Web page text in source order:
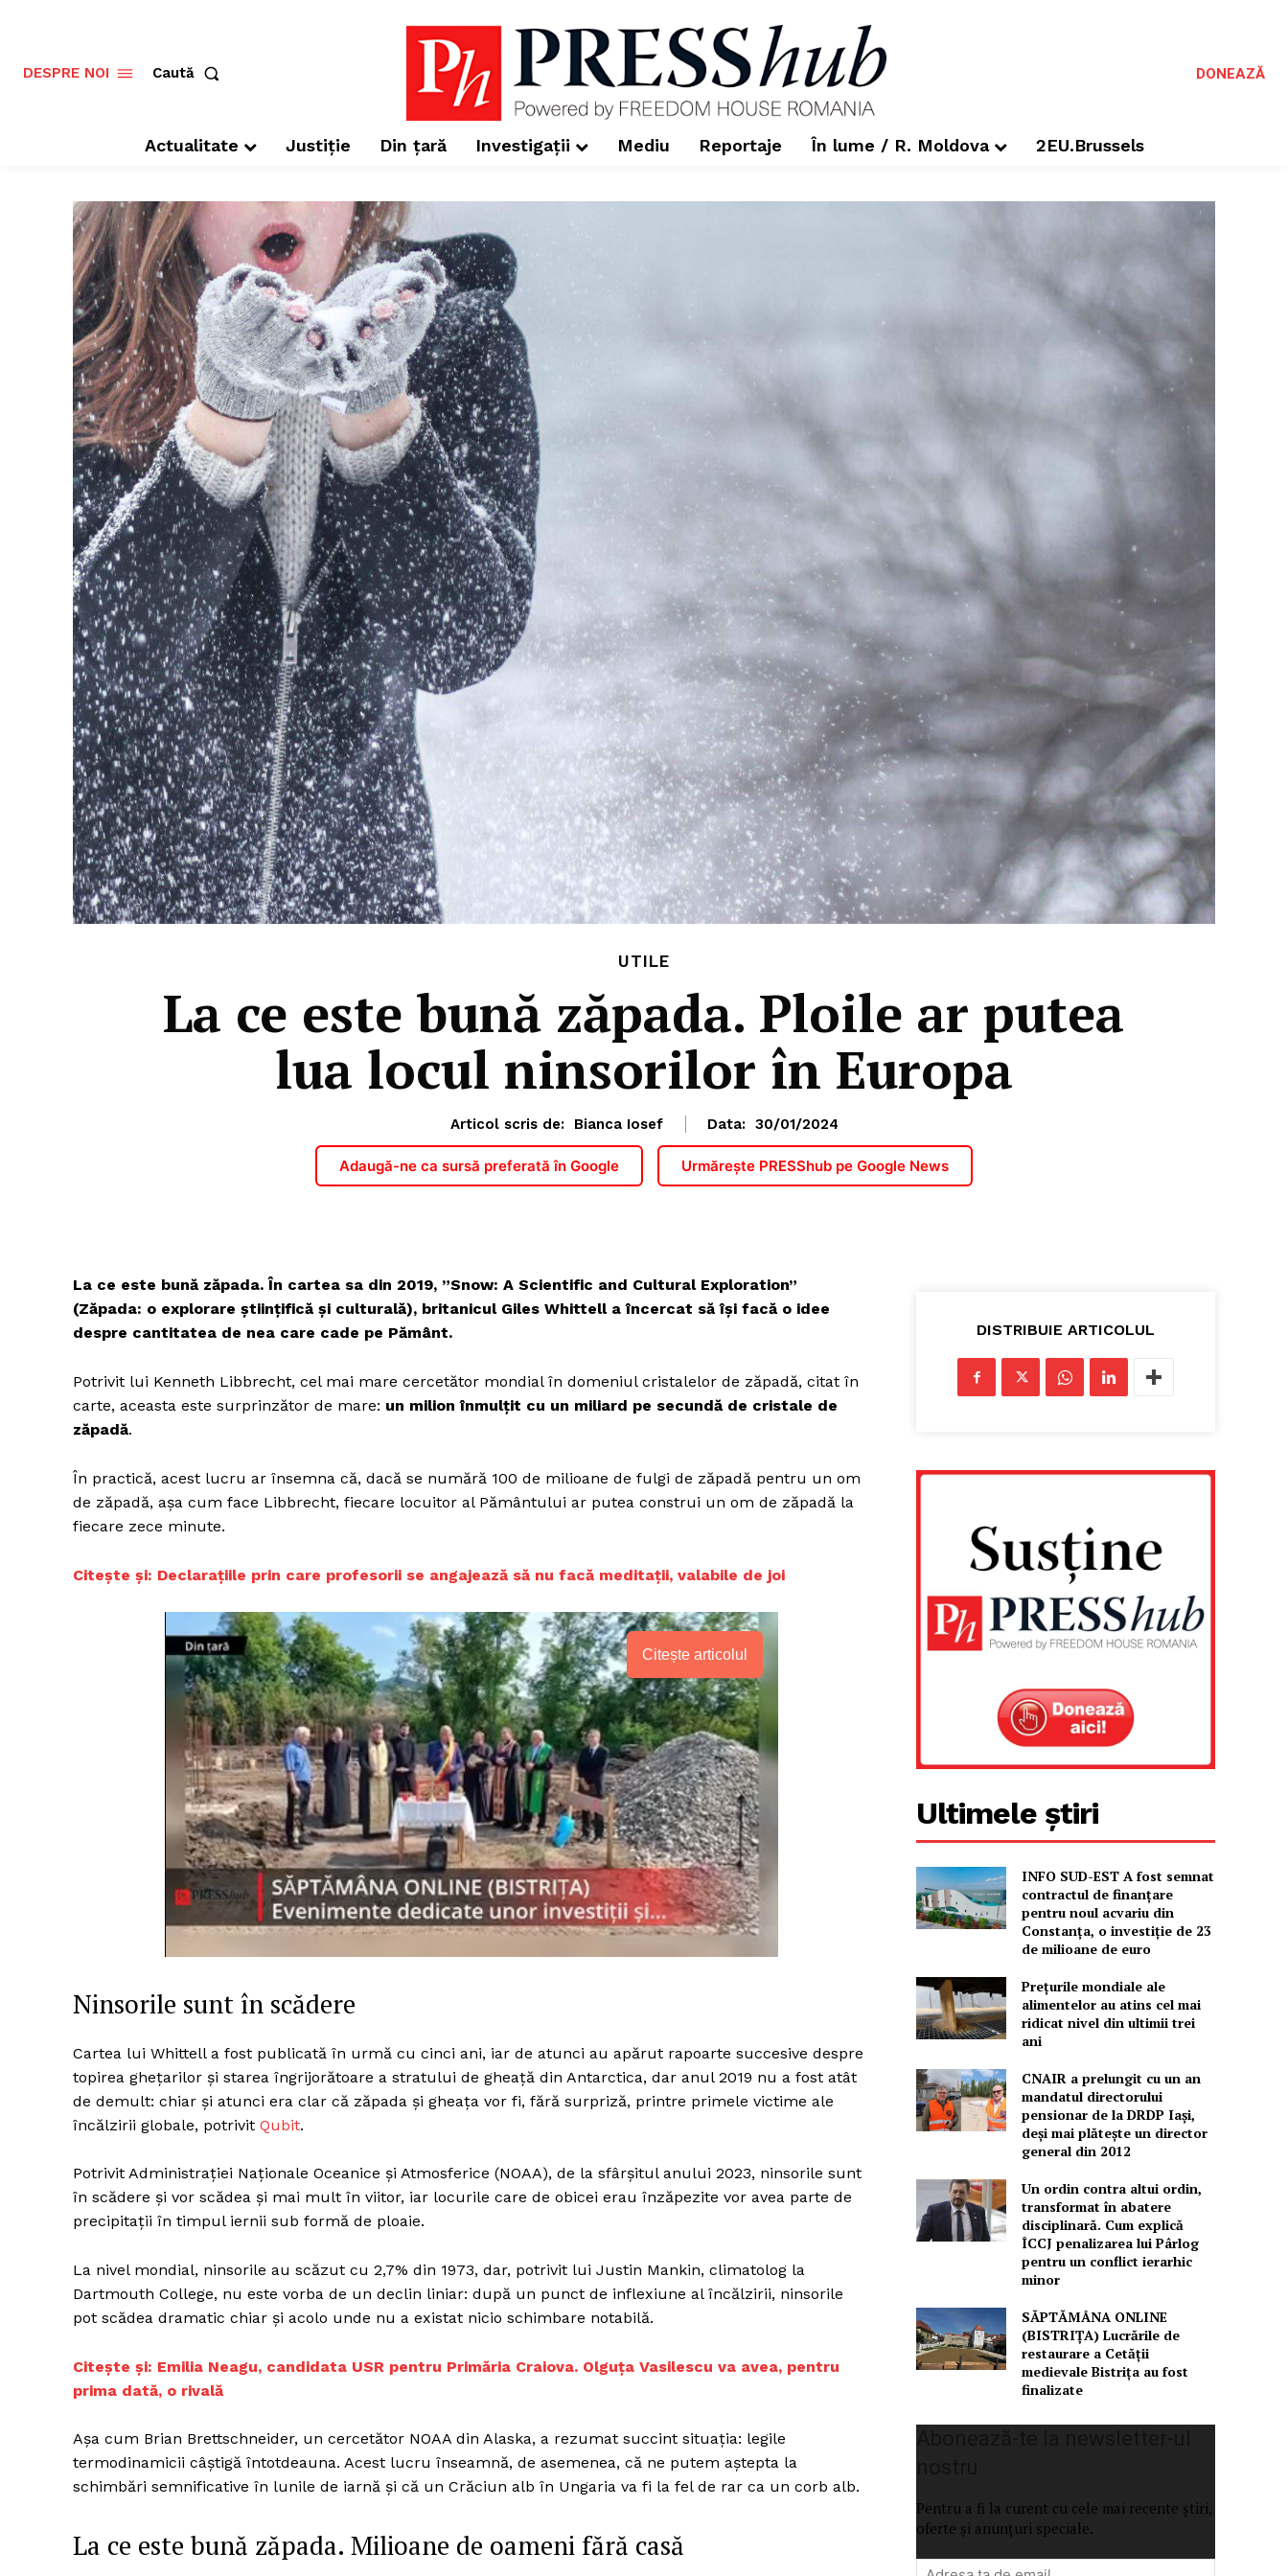
Un proiect
FREEDOM HOUSE
ROMÂNIA
PRESShub
Rețea
DESPRE NOI Caută DONEAZĂ
Actualitate Justiție Din țară Investigații Mediu Reportaje În lume / R. Moldova 2EU.Brussels
UTILE
La ce este bună zăpada. Ploile ar putea
lua locul ninsorilor în Europa
Articol scris de: Bianca Iosef Data: 30/01/2024
Adaugă-ne ca sursă preferată în Google Urmărește PRESShub pe Google News
La ce este bună zăpada. În cartea sa din 2019, ”Snow: A Scientific and Cultural Exploration”
(Zăpada: o explorare științifică și culturală), britanicul Giles Whittell a încercat să își facă o idee
despre cantitatea de nea care cade pe Pământ.
Potrivit lui Kenneth Libbrecht, cel mai mare cercetător mondial în domeniul cristalelor de zăpadă, citat în
carte, aceasta este surprinzător de mare: un milion înmulțit cu un miliard pe secundă de cristale de
zăpadă.
În practică, acest lucru ar însemna că, dacă se numără 100 de milioane de fulgi de zăpadă pentru un om
de zăpadă, așa cum face Libbrecht, fiecare locuitor al Pământului ar putea construi un om de zăpadă la
fiecare zece minute.
Citește și: Declaraţiile prin care profesorii se angajează să nu facă meditații, valabile de joi
Citește articolul
Ninsorile sunt în scădere
Cartea lui Whittell a fost publicată în urmă cu cinci ani, iar de atunci au apărut rapoarte succesive despre
topirea ghețarilor și starea îngrijorătoare a stratului de gheață din Antarctica, dar anul 2019 nu a fost atât
de demult: chiar și atunci era clar că zăpada și gheața vor fi, fără surpriză, printre primele victime ale
încălzirii globale, potrivit Qubit.
Potrivit Administrației Naționale Oceanice și Atmosferice (NOAA), de la sfârșitul anului 2023, ninsorile sunt
în scădere și vor scădea și mai mult în viitor, iar locurile care de obicei erau înzăpezite vor avea parte de
precipitații în timpul iernii sub formă de ploaie.
La nivel mondial, ninsorile au scăzut cu 2,7% din 1973, dar, potrivit lui Justin Mankin, climatolog la
Dartmouth College, nu este vorba de un declin liniar: după un punct de inflexiune al încălzirii, ninsorile
pot scădea dramatic chiar și acolo unde nu a existat nicio schimbare notabilă.
Citește și: Emilia Neagu, candidata USR pentru Primăria Craiova. Olguța Vasilescu va avea, pentru
prima dată, o rivală
Așa cum Brian Brettschneider, un cercetător NOAA din Alaska, a rezumat succint situația: legile
termodinamicii câștigă întotdeauna. Acest lucru înseamnă, de asemenea, că ne putem aștepta la
schimbări semnificative în lunile de iarnă și că un Crăciun alb în Ungaria va fi la fel de rar ca un corb alb.
La ce este bună zăpada. Milioane de oameni fără casă
DISTRIBUIE ARTICOLUL
Ultimele știri
INFO SUD-EST A fost semnat
contractul de finanțare
pentru noul acvariu din
Constanța, o investiție de 23
de milioane de euro
Prețurile mondiale ale
alimentelor au atins cel mai
ridicat nivel din ultimii trei
ani
CNAIR a prelungit cu un an
mandatul directorului
pensionar de la DRDP Iași,
deși mai plătește un director
general din 2012
Un ordin contra altui ordin,
transformat în abatere
disciplinară. Cum explică
ÎCCJ penalizarea lui Pârlog
pentru un conflict ierarhic
minor
SĂPTĂMÂNA ONLINE
(BISTRIȚA) Lucrările de
restaurare a Cetăţii
medievale Bistriţa au fost
finalizate
Pentru a fi la curent cu cele mai recente știri,
oferte și anunțuri speciale.